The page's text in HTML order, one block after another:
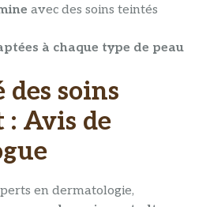
avec des soins teintés
à chaque type de peau
des soins
: Avis de
en dermatologie,